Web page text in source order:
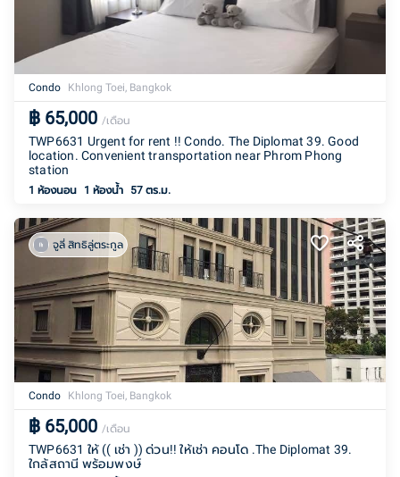
Condo Khlong Toei, Bangkok
฿ 65,000 /เดือน
TWP6631 Urgent for rent !! Condo. The Diplomat 39. Good
location. Convenient transportation near Phrom Phong
station
1 ห้องนอน 1 ห้องน้ำ 57 ตร.ม.
จูลี่ สิทธิลู่ตระกูล
Condo Khlong Toei, Bangkok
฿ 65,000 /เดือน
TWP6631 ให้ (( เช่า )) ด่วน!! ให้เช่า คอนโด .The Diplomat 39.
ใกล้สถานี พร้อมพงษ์